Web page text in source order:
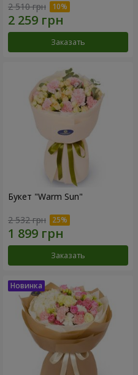
2 510 грн
Заказать
Букет "Warm Sun"
2 532 грн
Заказать